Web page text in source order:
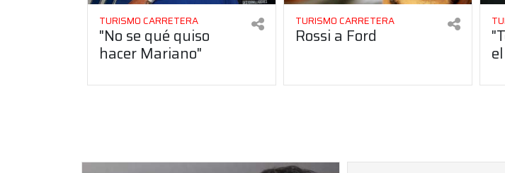
TURISMO CARRETERA
"No se qué quiso
hacer Mariano"
TURISMO CARRETERA
Rossi a Ford